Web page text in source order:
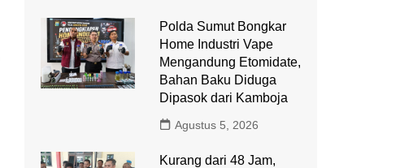
Polda Sumut Bongkar
Home Industri Vape
Mengandung Etomidate,
Bahan Baku Diduga
Dipasok dari Kamboja
Agustus 5, 2026
Kurang dari 48 Jam,